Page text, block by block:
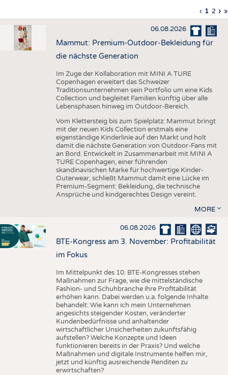
TESTS
AUSSCHREIBUNGEN
DTV AUSSCHREIBUNGSDIENST
FAKTEN
STATISTICS
ADRESSEN & LINKS
PUBLIKATIONEN
TERMINE
BRANCHENTERMINE
Seitennummerierung
Seite
‹
Seite
1 Seite
2 › »
06.08.2026
Mammut: Premium-Outdoor-Bekleidung für
die nächste Generation
Im Zuge der Kollaboration mit MINI A TURE
Copenhagen erweitert das Schweizer
Traditionsunternehmen sein Portfolio um eine Kids
Collection und begleitet Familien künftig über alle
Lebensphasen hinweg im Outdoor-Bereich.
Vom Klettersteig bis zum Spielplatz: Mammut bringt
mit der neuen Kids Collection erstmals eine
eigenständige Kinderlinie auf den Markt und holt
damit die nächste Generation von Outdoor-Fans mit
an Bord. Entwickelt in Zusammenarbeit mit MINI A
TURE Copenhagen, einer führenden
skandinavischen Marke für hochwertige Kinder-
Outerwear, schließt Mammut damit eine Lücke im
Premium-Segment: Bekleidung, die technische
Ansprüche und kindgerechtes Design vereint.
MORE
06.08.2026
BTE-Kongress am 3. November: Profitabilität
im Fokus
Im Mittelpunkt des 10. BTE-Kongresses stehen
Maßnahmen zur Frage, wie die mittelständische
Fashion- und Schuhbranche ihre Profitabilität
erhöhen kann. Dabei werden u.a. folgende Inhalte
behandelt: Wie kann ich mein Unternehmen
angesichts steigender Kosten, veränderter
Kundenbedürfnisse und anhaltender
wirtschaftlicher Unsicherheiten zukunftsfähig
aufstellen? Welche Konzepte und Ideen
funktionieren bereits in der Praxis? Und welche
Maßnahmen und digitale Instrumente helfen mir,
jetzt und künftig ausreichende Renditen zu
erwirtschaften?